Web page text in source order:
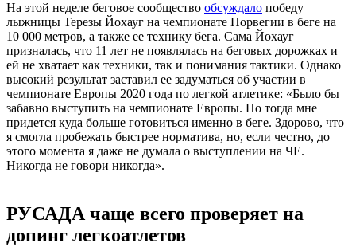
На этой неделе беговое сообщество обсуждало победу
лыжницы Терезы Йохауг на чемпионате Норвегии в беге на
10 000 метров, а также ее технику бега. Сама Йохауг
призналась, что 11 лет не появлялась на беговых дорожках и
ей не хватает как техники, так и понимания тактики. Однако
высокий результат заставил ее задуматься об участии в
чемпионате Европы 2020 года по легкой атлетике: «Было бы
забавно выступить на чемпионате Европы. Но тогда мне
придется куда больше готовиться именно в беге. Здорово, что
я смогла пробежать быстрее норматива, но, если честно, до
этого момента я даже не думала о выступлении на ЧЕ.
Никогда не говори никогда».
РУСАДА чаще всего проверяет на
допинг легкоатлетов